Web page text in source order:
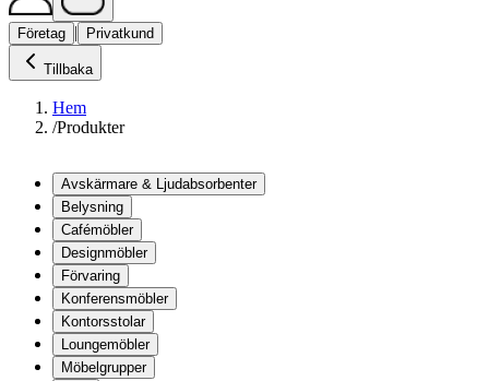
Företag | Privatkund
Tillbaka
Hem
/Produkter
Avskärmare & Ljudabsorbenter
Belysning
Cafémöbler
Designmöbler
Förvaring
Konferensmöbler
Kontorsstolar
Loungemöbler
Möbelgrupper